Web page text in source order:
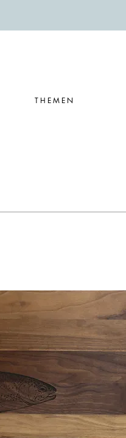
THEMEN